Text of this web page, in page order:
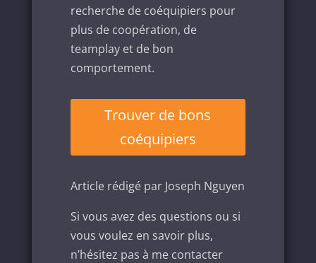
recherche de coéquipiers pour
plus de coopération, de
teamplay et de bon
comportement.
Trouver de bons
coéquipiers
Article rédigé par Joseph Nguyen
Si vous avez des questions ou si
vous voulez en savoir plus,
n’hésitez pas à me contacter